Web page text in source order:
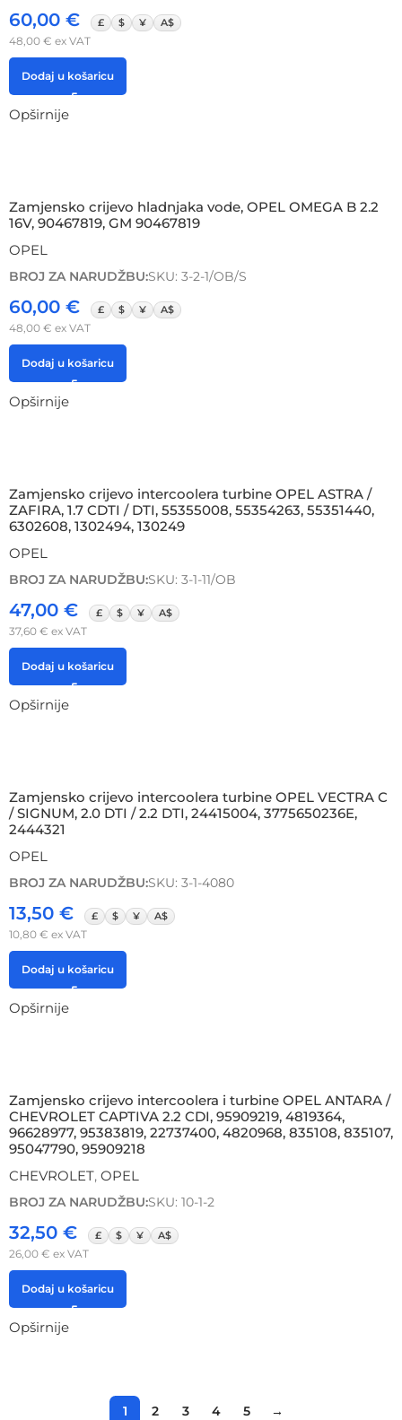
60,00 € £ $ ¥ A$
48,00 € ex VAT
Dodaj u košaricu
Opširnije
Zamjensko crijevo hladnjaka vode, OPEL OMEGA B 2.2
16V, 90467819, GM 90467819
OPEL
BROJ ZA NARUDŽBU:SKU: 3-2-1/OB/S
60,00 € £ $ ¥ A$
48,00 € ex VAT
Dodaj u košaricu
Opširnije
Zamjensko crijevo intercoolera turbine OPEL ASTRA /
ZAFIRA, 1.7 CDTI / DTI, 55355008, 55354263, 55351440,
6302608, 1302494, 130249
OPEL
BROJ ZA NARUDŽBU:SKU: 3-1-11/OB
47,00 € £ $ ¥ A$
37,60 € ex VAT
Dodaj u košaricu
Opširnije
Zamjensko crijevo intercoolera turbine OPEL VECTRA C
/ SIGNUM, 2.0 DTI / 2.2 DTI, 24415004, 3775650236E,
2444321
OPEL
BROJ ZA NARUDŽBU:SKU: 3-1-4080
13,50 € £ $ ¥ A$
10,80 € ex VAT
Dodaj u košaricu
Opširnije
Zamjensko crijevo intercoolera i turbine OPEL ANTARA /
CHEVROLET CAPTIVA 2.2 CDI, 95909219, 4819364,
96628977, 95383819, 22737400, 4820968, 835108, 835107,
95047790, 95909218
CHEVROLET, OPEL
BROJ ZA NARUDŽBU:SKU: 10-1-2
32,50 € £ $ ¥ A$
26,00 € ex VAT
Dodaj u košaricu
Opširnije
1 2 3 4 5 →